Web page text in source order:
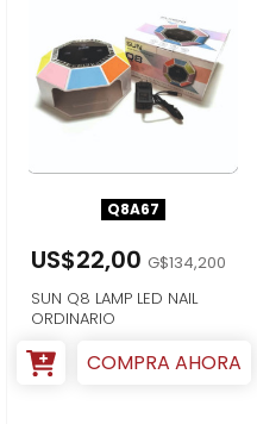
Q8A67
US$22,00 G$134,200
SUN Q8 LAMP LED NAIL
ORDINARIO
COMPRA AHORA